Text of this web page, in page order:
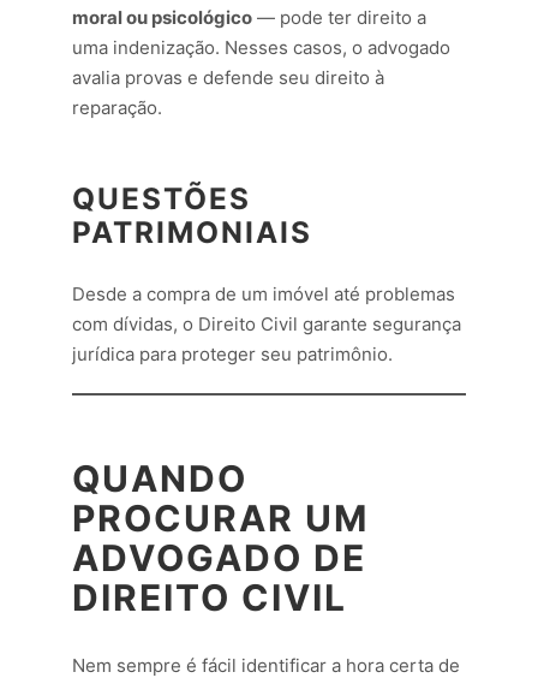
moral ou psicológico — pode ter direito a
uma indenização. Nesses casos, o advogado
avalia provas e defende seu direito à
reparação.
QUESTÕES
PATRIMONIAIS
Desde a compra de um imóvel até problemas
com dívidas, o Direito Civil garante segurança
jurídica para proteger seu patrimônio.
QUANDO
PROCURAR UM
ADVOGADO DE
DIREITO CIVIL
Nem sempre é fácil identificar a hora certa de